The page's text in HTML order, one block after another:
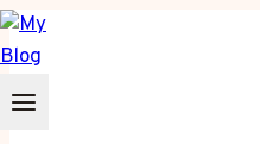
Zum
Inhalt
springen